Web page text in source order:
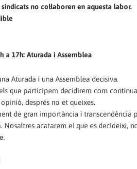
no col·laboren en aquesta labor.
a 17h: Aturada i Assemblea
Aturada i una Assemblea decisiva.
que participem decidirem com
després no et queixes.
de gran importància i transcendència
acatarem el que es decideixi,